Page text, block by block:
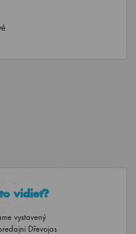
vidieť?
vystavený
Dřevojas